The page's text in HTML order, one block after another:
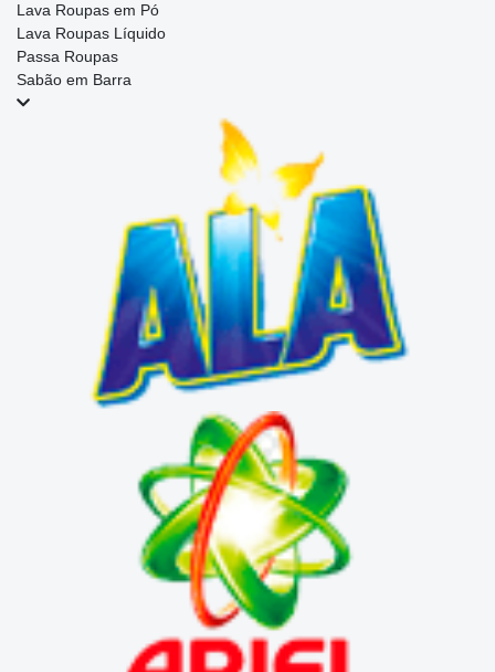
Lava Roupas em Pó
Lava Roupas Líquido
Passa Roupas
Sabão em Barra